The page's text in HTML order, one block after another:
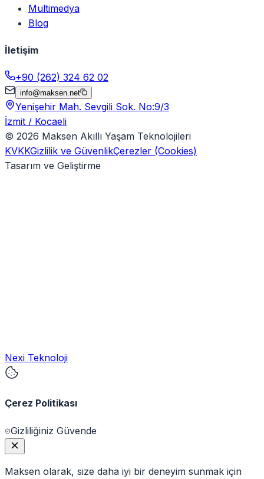
Multimedya
Blog
İletişim
+90 (262) 324 62 02
info@maksen.net
Yenişehir Mah. Sevgili Sok. No:9/3
İzmit / Kocaeli
© 2026 Maksen Akıllı Yaşam Teknolojileri
KVKKGizlilik ve GüvenlikÇerezler (Cookies)
Tasarım ve Geliştirme
Nexi Teknoloji
Çerez Politikası
Gizliliğiniz Güvende
Maksen olarak, size daha iyi bir deneyim sunmak için